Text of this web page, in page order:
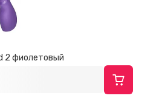
2 фиолетовый